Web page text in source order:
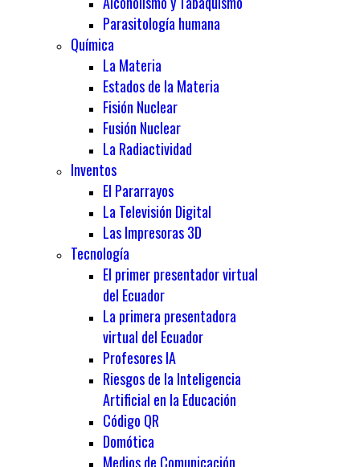
Parasitología humana
Química
La Materia
Estados de la Materia
Fisión Nuclear
Fusión Nuclear
La Radiactividad
Inventos
El Pararrayos
La Televisión Digital
Las Impresoras 3D
Tecnología
El primer presentador virtual
del Ecuador
La primera presentadora
virtual del Ecuador
Profesores IA
Riesgos de la Inteligencia
Artificial en la Educación
Código QR
Domótica
Medios de Comunicación